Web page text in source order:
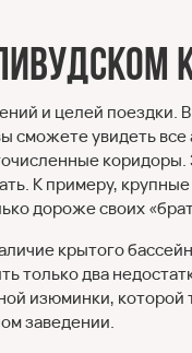
и целей поездки.
сможете увидеть
коридоры.
К примеру,
дороже своих
крытого
два
изюминки, которой
заведении.